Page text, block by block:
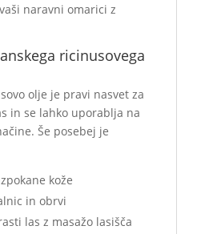
naravni omarici z
ricinusovega
olje je pravi nasvet za
in se lahko uporablja na
Še posebej je
kože
in obrvi
las z masažo lasišča